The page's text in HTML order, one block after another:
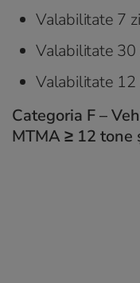
Valabilitate 7
Valabilitate 30
Valabilitate
Categoria F –
MTMA ≥ 12 tone